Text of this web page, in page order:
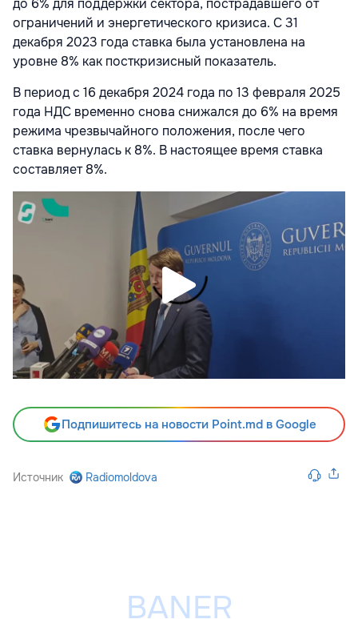
до 6% для поддержки сектора, пострадавшего от
ограничений и энергетического кризиса. С 31
декабря 2023 года ставка была установлена на
уровне 8% как посткризисный показатель.
В период с 16 декабря 2024 года по 13 февраля 2025
года НДС временно снова снижался до 6% на время
режима чрезвычайного положения, после чего
ставка вернулась к 8%. В настоящее время ставка
составляет 8%.
Подпишитесь на новости Point.md в Google
Источник Radiomoldova